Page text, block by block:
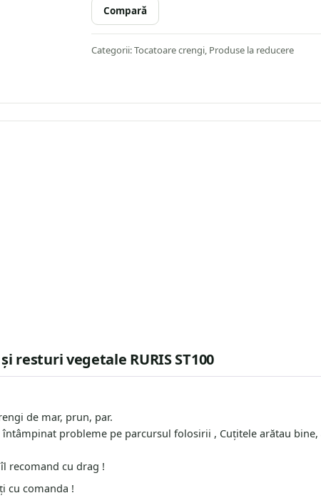
Compară
Categorii:Tocatoare crengi, Produse la reducere
resturi vegetale RURIS ST100
de mar, prun, par.
probleme pe parcursul folosirii , Cuțitele arătau bine,
recomand cu drag !
cu comanda !